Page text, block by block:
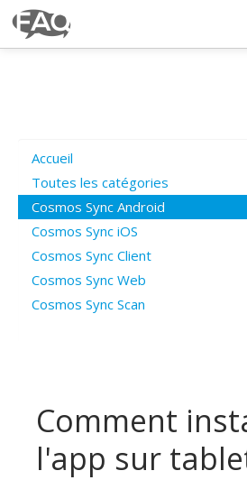
Poser une question
Questions ouvertes
Connexion
Accueil
Toutes les catégories
Cosmos Sync Android
Cosmos Sync iOS
Cosmos Sync Client
Cosmos Sync Web
Cosmos Sync Scan
Comment
l'app sur